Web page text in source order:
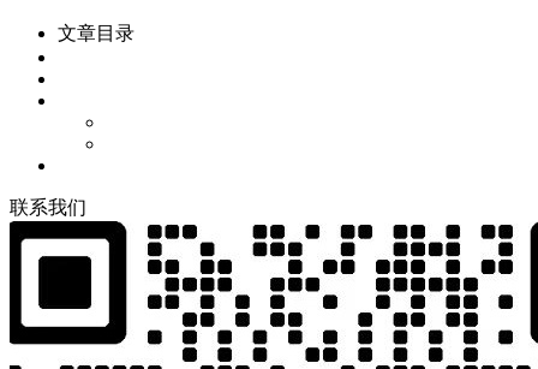
文章目录
联系我们